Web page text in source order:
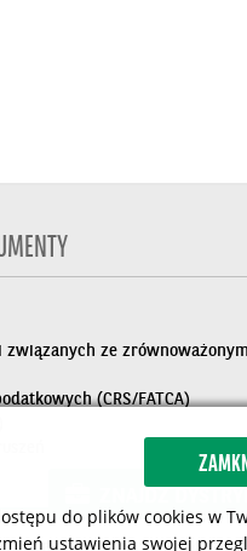
ze
(CRS/FATCA)
ZNAJDŹ
prawna Polityka cookies
do plików cookies w
ustawienia swojej